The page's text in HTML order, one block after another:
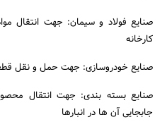
صنایع فولاد و سیمان: جهت انتقال
کارخانه‌
صنایع خودروسازی: جهت حمل و نقل
صنایع بسته‌ بندی: جهت انتقال
جابجایی آن‌ ها در انبارها